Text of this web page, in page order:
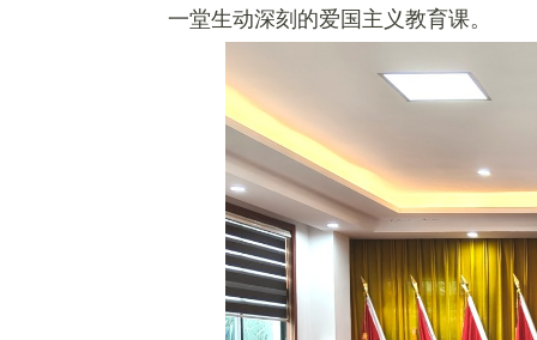
一堂生动深刻的爱国主义教育课。